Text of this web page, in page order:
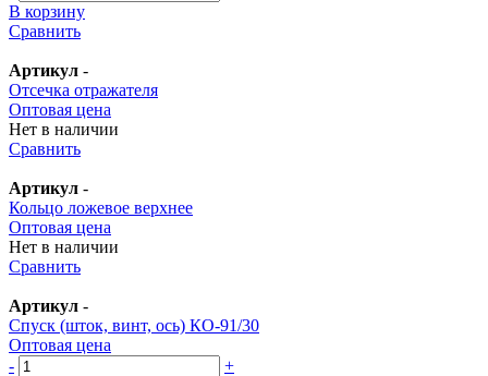
В корзину
Сравнить
Артикул -
Отсечка отражателя
Оптовая цена
Нет в наличии
Сравнить
Артикул -
Кольцо ложевое верхнее
Оптовая цена
Нет в наличии
Сравнить
Артикул -
Спуск (шток, винт, ось) КО-91/30
Оптовая цена
-
+